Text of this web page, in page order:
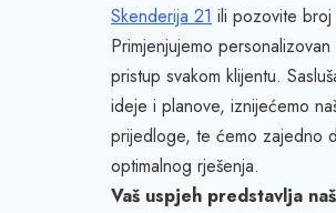
Skenderija 21 ili pozovite
Primjenjujemo
pristup svakom klijentu.
ideje i planove, iznijećemo
prijedloge, te ćemo zajedno
optimalnog rješenja.
Vaš uspjeh predstavlja